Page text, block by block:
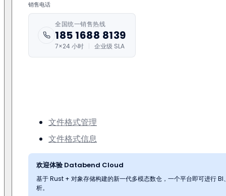
销售电话
全国统一销售热线
185 1688 8139
7×24 小时 企业级 SLA
文件格式管理
文件格式信息
欢迎体验 Databend Cloud
基于 Rust + 对象存储构建的新一代多模态数仓，一个平台即可进行
析。